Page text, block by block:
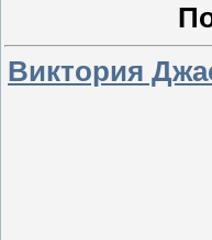
Виктория